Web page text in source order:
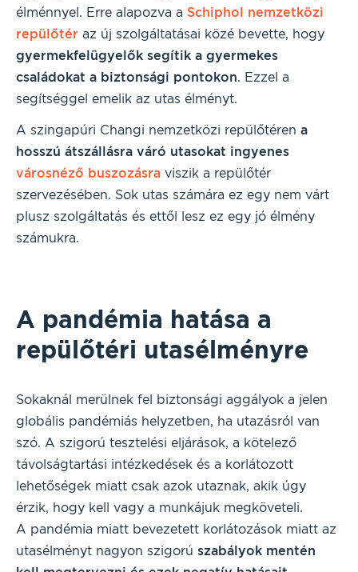
élménnyel. Erre alapozva a Schiphol nemzetközi
repülőtér az új szolgáltatásai közé bevette, hogy
gyermekfelügyelők segítik a gyermekes
családokat a biztonsági pontokon. Ezzel a
segítséggel emelik az utas élményt.
A szingapúri Changi nemzetközi repülőtéren a
hosszú átszállásra váró utasokat ingyenes
városnéző buszozásra viszik a repülőtér
szervezésében. Sok utas számára ez egy nem várt
plusz szolgáltatás és ettől lesz ez egy jó élmény
számukra.
A pandémia hatása a
repülőtéri utasélményre
Sokaknál merülnek fel biztonsági aggályok a jelen
globális pandémiás helyzetben, ha utazásról van
szó. A szigorú tesztelési eljárások, a kötelező
távolságtartási intézkedések és a korlátozott
lehetőségek miatt csak azok utaznak, akik úgy
érzik, hogy kell vagy a munkájuk megköveteli.
A pandémia miatt bevezetett korlátozások miatt az
utasélményt nagyon szigorú szabályok mentén